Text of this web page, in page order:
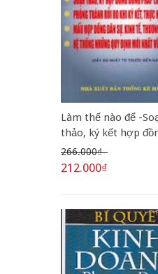
Làm thế nào để -
thảo, ký kết hợp
đúng pháp luật -
tránh rủi ro khi ký
266.000₫
212.000₫